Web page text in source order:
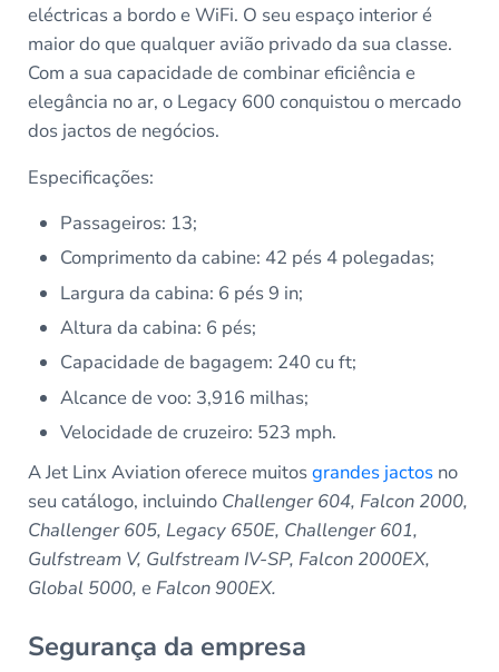
eléctricas a bordo e WiFi. O seu espaço interior é
maior do que qualquer avião privado da sua classe.
Com a sua capacidade de combinar eficiência e
elegância no ar, o Legacy 600 conquistou o mercado
dos jactos de negócios.
Especificações:
Passageiros: 13;
Comprimento da cabine: 42 pés 4 polegadas;
Largura da cabina: 6 pés 9 in;
Altura da cabina: 6 pés;
Capacidade de bagagem: 240 cu ft;
Alcance de voo: 3,916 milhas;
Velocidade de cruzeiro: 523 mph.
A Jet Linx Aviation oferece muitosgrandes jactosno
seu catálogo, incluindo Challenger 604, Falcon 2000,
Challenger 605, Legacy 650E, Challenger 601,
Gulfstream V, Gulfstream IV-SP, Falcon 2000EX,
Global 5000, eFalcon 900EX.
Segurança da empresa